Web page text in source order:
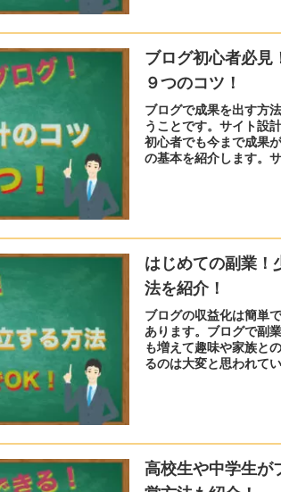
ブログ初心者必見
９つのコツ！
ブログで成果を出す方
うことです。サイト設
初心者でも今まで成果
の基本を紹介します。
はじめての副業！
法を紹介！
ブログの収益化は簡単
あります。ブログで副
も増えて趣味や家族と
るのは大変と思われて
高校生や中学生が